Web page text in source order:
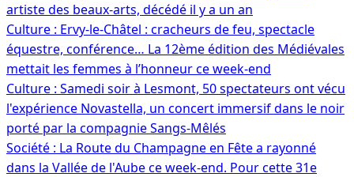
artiste des beaux-arts, décédé il y a un an
Culture : Ervy-le-Châtel : cracheurs de feu, spectacle
équestre, conférence… La 12ème édition des Médiévales
mettait les femmes à l’honneur ce week-end
Culture : Samedi soir à Lesmont, 50 spectateurs ont vécu
l'expérience Novastella, un concert immersif dans le noir
porté par la compagnie Sangs-Mêlés
Société : La Route du Champagne en Fête a rayonné
dans la Vallée de l'Aube ce week-end. Pour cette 31e